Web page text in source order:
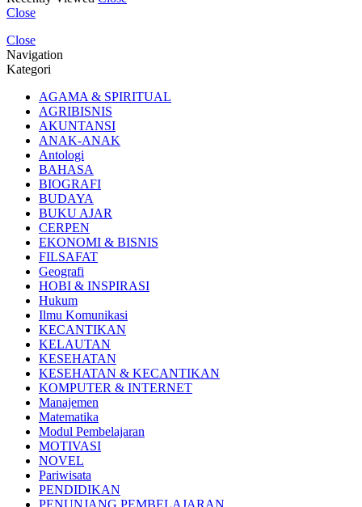
Close
Close
Navigation
Kategori
AGAMA & SPIRITUAL
AGRIBISNIS
AKUNTANSI
ANAK-ANAK
Antologi
BAHASA
BIOGRAFI
BUDAYA
BUKU AJAR
CERPEN
EKONOMI & BISNIS
FILSAFAT
Geografi
HOBI & INSPIRASI
Hukum
Ilmu Komunikasi
KECANTIKAN
KELAUTAN
KESEHATAN
KESEHATAN & KECANTIKAN
KOMPUTER & INTERNET
Manajemen
Matematika
Modul Pembelajaran
MOTIVASI
NOVEL
Pariwisata
PENDIDIKAN
PENUNJANG PEMBELAJARAN